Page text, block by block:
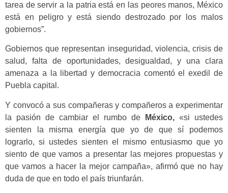
tarea de servir a la patria está en las peores manos, México
está en peligro y está siendo destrozado por los malos
gobiernos”.
Gobiernos que representan inseguridad, violencia, crisis de
salud, falta de oportunidades, desigualdad, y una clara
amenaza a la libertad y democracia comentó el exedil de
Puebla capital.
Y convocó a sus compañeras y compañeros a experimentar
la pasión de cambiar el rumbo de
México, «si ustedes
sienten la misma energía que yo de que sí podemos
lograrlo, si ustedes sienten el mismo entusiasmo que yo
siento de que vamos a presentar las mejores propuestas y
que vamos a hacer la mejor campaña», afirmó que no hay
duda de que en todo el país triunfarán.